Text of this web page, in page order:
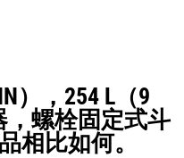
），254 L（9
，螺栓固定式斗
相比如何。